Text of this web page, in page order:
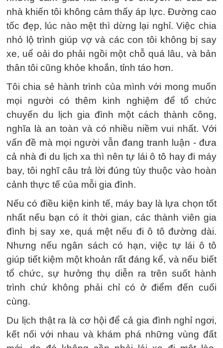
nhà khiến tôi không cảm thấy áp lực. Đường cao
tốc đẹp, lúc nào mệt thì dừng lại nghỉ. Việc chia
nhỏ lộ trình giúp vợ và các con tôi không bị say
xe, uể oải do phải ngồi một chỗ quá lâu, và bản
thân tôi cũng khỏe khoắn, tỉnh táo hơn.
Tôi chia sẻ hành trình của mình với mong muốn
mọi người có thêm kinh nghiệm để tổ chức
chuyến du lịch gia đình một cách thành công,
nghĩa là an toàn và có nhiều niềm vui nhất. Với
vấn đề mà mọi người vẫn đang tranh luận - đưa
cả nhà đi du lịch xa thì nên tự lái ô tô hay đi máy
bay, tôi nghĩ câu trả lời đúng tùy thuộc vào hoàn
cảnh thực tế của mỗi gia đình.
Nếu có điều kiện kinh tế, máy bay là lựa chọn tốt
nhất nếu bạn có ít thời gian, các thành viên gia
đình bị say xe, quá mệt nếu đi ô tô đường dài.
Nhưng nếu ngân sách có hạn, việc tự lái ô tô
giúp tiết kiệm một khoản rất đáng kể, và nếu biết
tổ chức, sự hưởng thụ diễn ra trên suốt hành
trình chứ không phải chỉ có ở điểm đến cuối
cùng.
Du lịch thật ra là cơ hội để cả gia đình nghỉ ngơi,
kết nối với nhau và khám phá những vùng đất